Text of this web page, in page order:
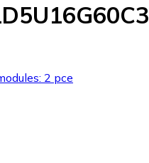
2 pce